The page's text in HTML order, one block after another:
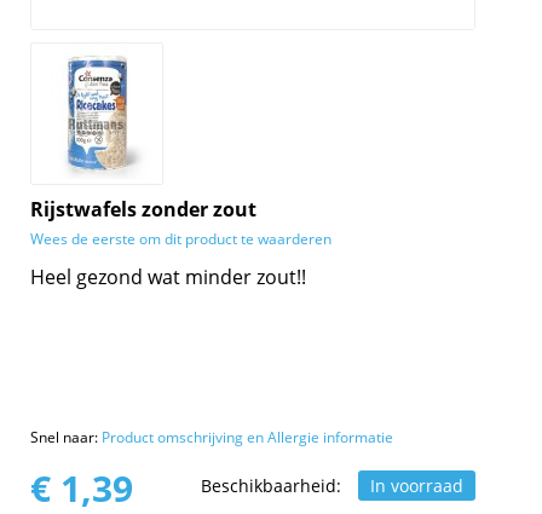
Rijstwafels zonder zout
Wees de eerste om dit product te waarderen
Heel gezond wat minder zout!!
Snel naar: Product omschrijving en Allergie informatie
Beschikbaarheid: In voorraad
€ 1,39